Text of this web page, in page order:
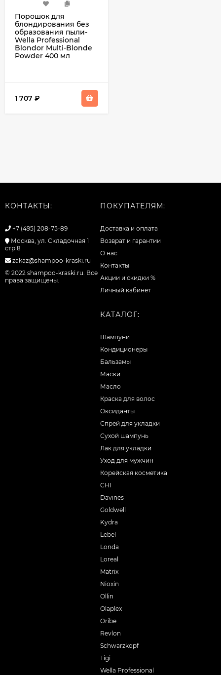
Порошок для
блондирования без
образования пыли-
Wella Professional
Blondor Multi-Blonde
Powder 400 мл
1 707 ₽
КОНТАКТЫ:
+7 (495) 208-75-89
Москва, ул. Складочная 1
стр 8
zakaz@shampoo-kraski.ru
© 2022 shampoo-kraski.ru. Все
права защищены.
ПОКУПАТЕЛЯМ:
Доставка и оплата
Возврат и гарантии
О нас
Контакты
Акции и скидки %
Личный кабинет
КАТАЛОГ:
Шампуни
Кондиционеры
Бальзамы
Маски
Масло
Краска для волос
Оксиданты
Спрей для укладки
Сухой шампунь
Лак для укладки
Уход для мужчин
Корейская косметика
CHI
Davines
Goldwell
Kydra
Lebel
Londa
Loreal
Matrix
Nioxin
Ollin
Olaplex
Oribe
Revlon
Schwarzkopf
Tigi
Wella Professional